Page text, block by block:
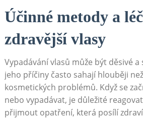
Účinné metody a
zdravější vlasy
Vypadávání vlasů může být děsivé
jeho příčiny často sahají hlouběji
kosmetických problémů. Když se
nebo vypadávat, je důležité
přijmout opatření, která posílí